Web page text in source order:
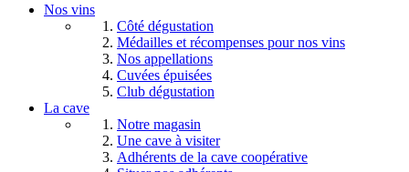
Nos vins
Côté dégustation
Médailles et récompenses pour nos vins
Nos appellations
Cuvées épuisées
Club dégustation
La cave
Notre magasin
Une cave à visiter
Adhérents de la cave coopérative